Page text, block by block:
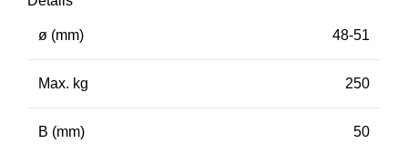
ø (mm) 48-51
Max. kg 250
B (mm) 50